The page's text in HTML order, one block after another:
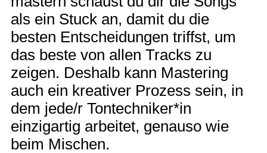
als ein Stuck an, damit du die
besten Entscheidungen triffst, um
das beste von allen Tracks zu
zeigen. Deshalb kann Mastering
auch ein kreativer Prozess sein, in
dem jede/r Tontechniker*in
einzigartig arbeitet, genauso wie
beim Mischen.